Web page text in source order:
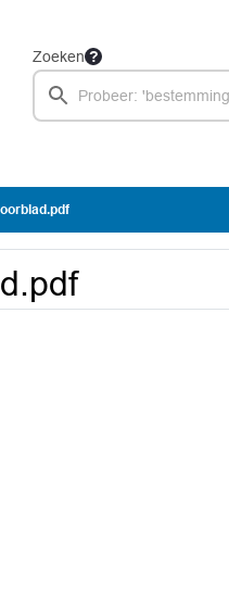
Zoeken